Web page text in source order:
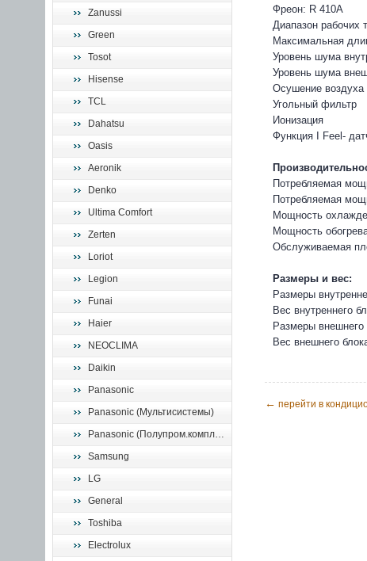
Zanussi
Green
Tosot
Hisense
TCL
Dahatsu
Oasis
Aeronik
Denko
Ultima Comfort
Zerten
Loriot
Legion
Funai
Haier
NEOCLIMA
Daikin
Panasonic
Panasonic (Мультисистемы)
Panasonic (Полупром.комплекты)
Samsung
LG
General
Toshiba
Electrolux
Фреон: R 410A
Диапазон рабочих
Максимальная
Уровень шума
Уровень шума
Осушение воздуха
Угольный фильтр
Ионизация
Функция I Feel-
Потребляемая
Потребляемая
Мощность
Мощность
Обслуживаемая
Размеры и вес:
Размеры
Вес внутреннего
Размеры
Вес внешнего
← перейти в